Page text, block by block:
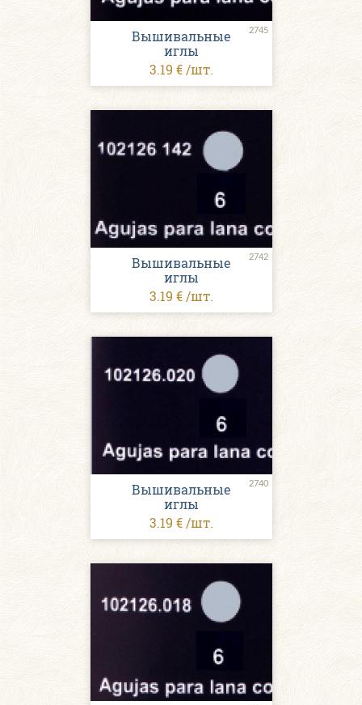
2745
Вышивальные
иглы
3.19 € /шт.
2742
Вышивальные
иглы
3.19 € /шт.
2740
Вышивальные
иглы
3.19 € /шт.